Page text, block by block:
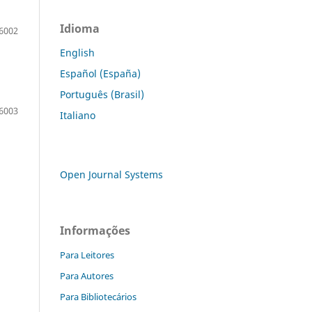
Idioma
English
Español (España)
Português (Brasil)
Italiano
Open Journal Systems
Informações
Para Leitores
Para Autores
Para Bibliotecários